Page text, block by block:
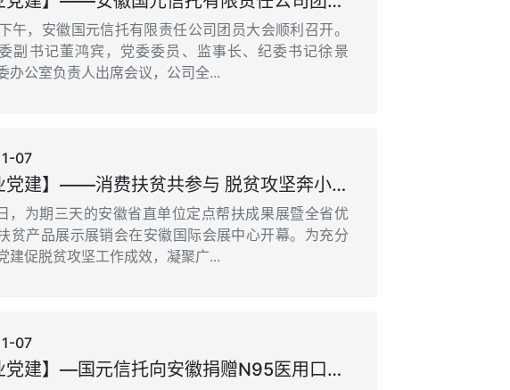
午，安徽国元信托有限责任公司团员大会顺利召开。
副书记董鸿宾，党委委员、监事长、纪委书记徐景
办公室负责人出席会议，公司全...
07
【企业党建】——消费扶贫共参与 脱贫攻坚奔小康 国元信托积极开展主题党日活动
，为期三天的安徽省直单位定点帮扶成果展暨全省优
贫产品展示展销会在安徽国际会展中心开幕。为充分
建促脱贫攻坚工作成效，凝聚广...
07
【企业党建】—国元信托向安徽捐赠N95医用口罩1.78万只